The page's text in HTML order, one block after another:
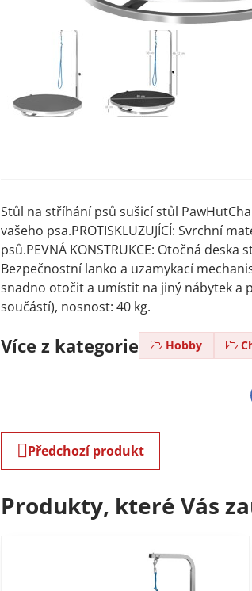
Stůl na stříhání psů sušicí stůl
vašeho psa.PROTISKLUZUJÍCÍ: Svrchní
psů.PEVNÁ KONSTRUKCE: Otočná
Bezpečnostní lanko a uzamykací
snadno otočit a umístit na jiný nábytek a
součástí), nosnost: 40 kg.
Více z kategorie Hobby
Předchozí produkt
Produkty, které Vás